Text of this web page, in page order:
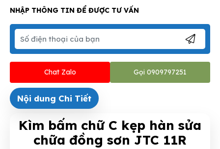
NHẬP THÔNG TIN ĐỂ ĐƯỢC TƯ VẤN
Chat Zalo Gọi 0909797251
Nội dung Chi Tiết
Kìm bấm chữ C kẹp hàn sửa
chữa đồng sơn JTC 11R